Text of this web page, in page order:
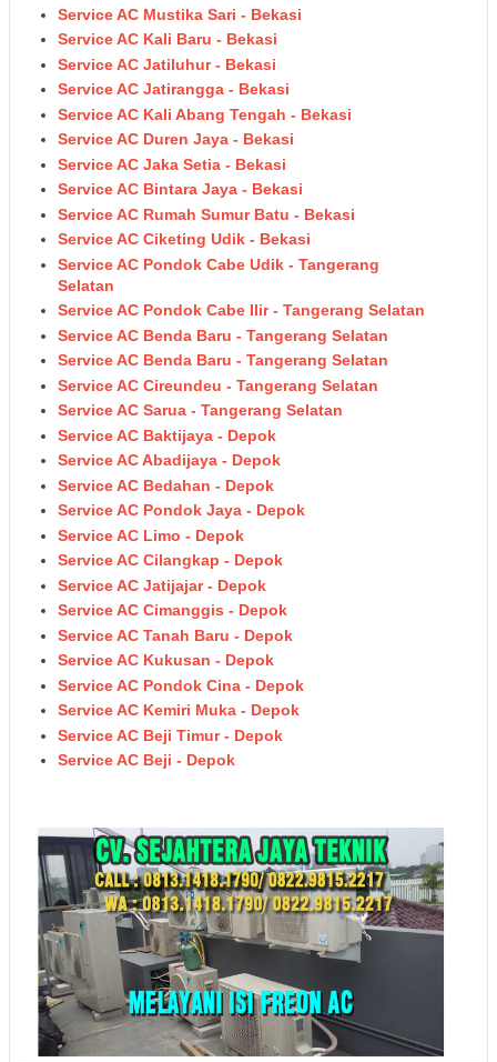
Service AC Mustika Sari - Bekasi
Service AC Kali Baru - Bekasi
Service AC Jatiluhur - Bekasi
Service AC Jatirangga - Bekasi
Service AC Kali Abang Tengah - Bekasi
Service AC Duren Jaya - Bekasi
Service AC Jaka Setia - Bekasi
Service AC Bintara Jaya - Bekasi
Service AC Rumah Sumur Batu - Bekasi
Service AC Ciketing Udik - Bekasi
Service AC Pondok Cabe Udik - Tangerang
Selatan
Service AC Pondok Cabe Ilir - Tangerang Selatan
Service AC Benda Baru - Tangerang Selatan
Service AC Benda Baru - Tangerang Selatan
Service AC Cireundeu - Tangerang Selatan
Service AC Sarua - Tangerang Selatan
Service AC Baktijaya - Depok
Service AC Abadijaya - Depok
Service AC Bedahan - Depok
Service AC Pondok Jaya - Depok
Service AC Limo - Depok
Service AC Cilangkap - Depok
Service AC Jatijajar - Depok
Service AC Cimanggis - Depok
Service AC Tanah Baru - Depok
Service AC Kukusan - Depok
Service AC Pondok Cina - Depok
Service AC Kemiri Muka - Depok
Service AC Beji Timur - Depok
Service AC Beji - Depok